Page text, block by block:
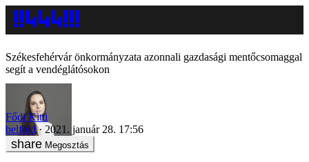
Székesfehérvár önkormányzata azonnali gazdasági mentőcsomaggal
segít a vendéglátósokon
Fődi Kitti
belföld
2021. január 28. 17:56
Megosztás